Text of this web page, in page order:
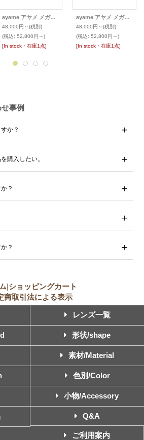
ayame アヤメ メガネ CLUB-O
48,000円～(税別)
(税込: 52,800円～)
[In stock・在庫1点]
ayame アヤメ メガネ SIPPOU シッポウ
48,000円～(税別)
(税込: 52,800円～)
[In stock・在庫1点]
事例
か？
購入したい。
？
？
|ショッピングカート
商取引法による表示
レンズ一覧
形状/shape
素材/Material
色別/Color
小物/Accessory
Q&A
ご利用案内